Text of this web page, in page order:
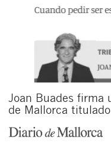
Joan Buades firma
de Mallorca